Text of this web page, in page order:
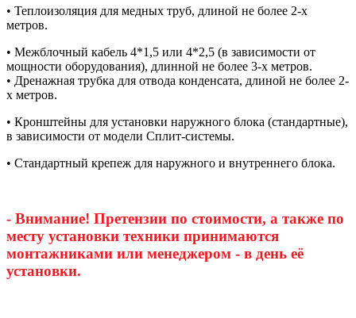
• Теплоизоляция для медных труб, длиной не более 2-х
метров.
• Межблочный кабель 4*1,5 или 4*2,5 (в зависимости от
мощности оборудования), длинной не более 3-х метров.
• Дренажная трубка для отвода конденсата, длиной не более 2-
х метров.
• Кронштейны для установки наружного блока (стандартные),
в зависимости от модели Сплит-системы.
• Стандартный крепеж для наружного и внутреннего блока.
- Внимание! Претензии по стоимости, а также по
месту установки техники принимаются
монтажниками или менеджером - в день её
установки.